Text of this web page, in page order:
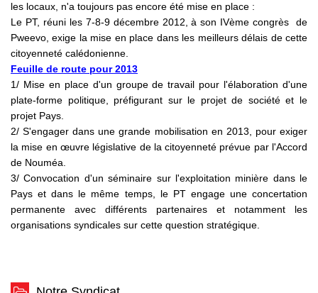
les locaux, n'a toujours pas encore été mise en place :
Le PT, réuni les 7-8-9 décembre 2012, à son IVème congrès de
Pweevo, exige la mise en place dans les meilleurs délais de cette
citoyenneté calédonienne.
Feuille de route pour 2013
1/ Mise en place d'un groupe de travail pour l'élaboration d'une
plate-forme politique, préfigurant sur le projet de société et le
projet Pays.
2/ S'engager dans une grande mobilisation en 2013, pour exiger
la mise en œuvre législative de la citoyenneté prévue par l'Accord
de Nouméa.
3/ Convocation d'un séminaire sur l'exploitation minière dans le
Pays et dans le même temps, le PT engage une concertation
permanente avec différents partenaires et notamment les
organisations syndicales sur cette question stratégique.